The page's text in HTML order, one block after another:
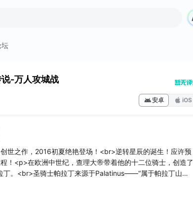
坛
-万人攻城战
安卓 iOS
世之作，2016初夏绝艳登场！<br>逆转星辰的诞生！应许预
！<p>在欧洲中世纪，查理大帝带着他的十二位骑士，创造了
。<br>圣骑士帕拉丁来源于Palatinus——“属于帕拉丁山
贵族。<br>帕拉丁并不只有一位骑士，他们带着神秘的面纱，